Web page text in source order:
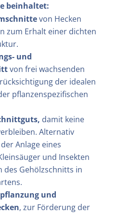
beinhaltet:
von Hecken
zum Erhalt einer dichten
und
von frei wachsenden
der idealen
pflanzenspezifischen
damit keine
Alternativ
Anlage eines
und Insekten
des Gehölzschnitts in
und
, zur Förderung der